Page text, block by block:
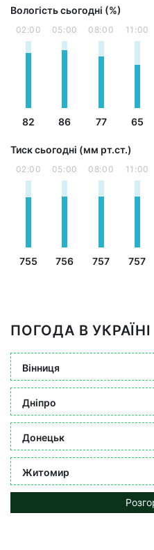
Вологість сьогодні (%)
02:00
82
05:00
86
08:00
77
11:00
65
Тиск сьогодні (мм рт.ст.)
02:00
755
05:00
756
08:00
757
11:00
757
ПОГОДА В УКРАЇНІ
Вінниця
Дніпро
Донецьк
Житомир